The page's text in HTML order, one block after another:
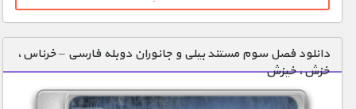
دانلود فصل سوم مستند بیلی و جانوران دوبله فارسی – خرناس،
خزش، خیزش